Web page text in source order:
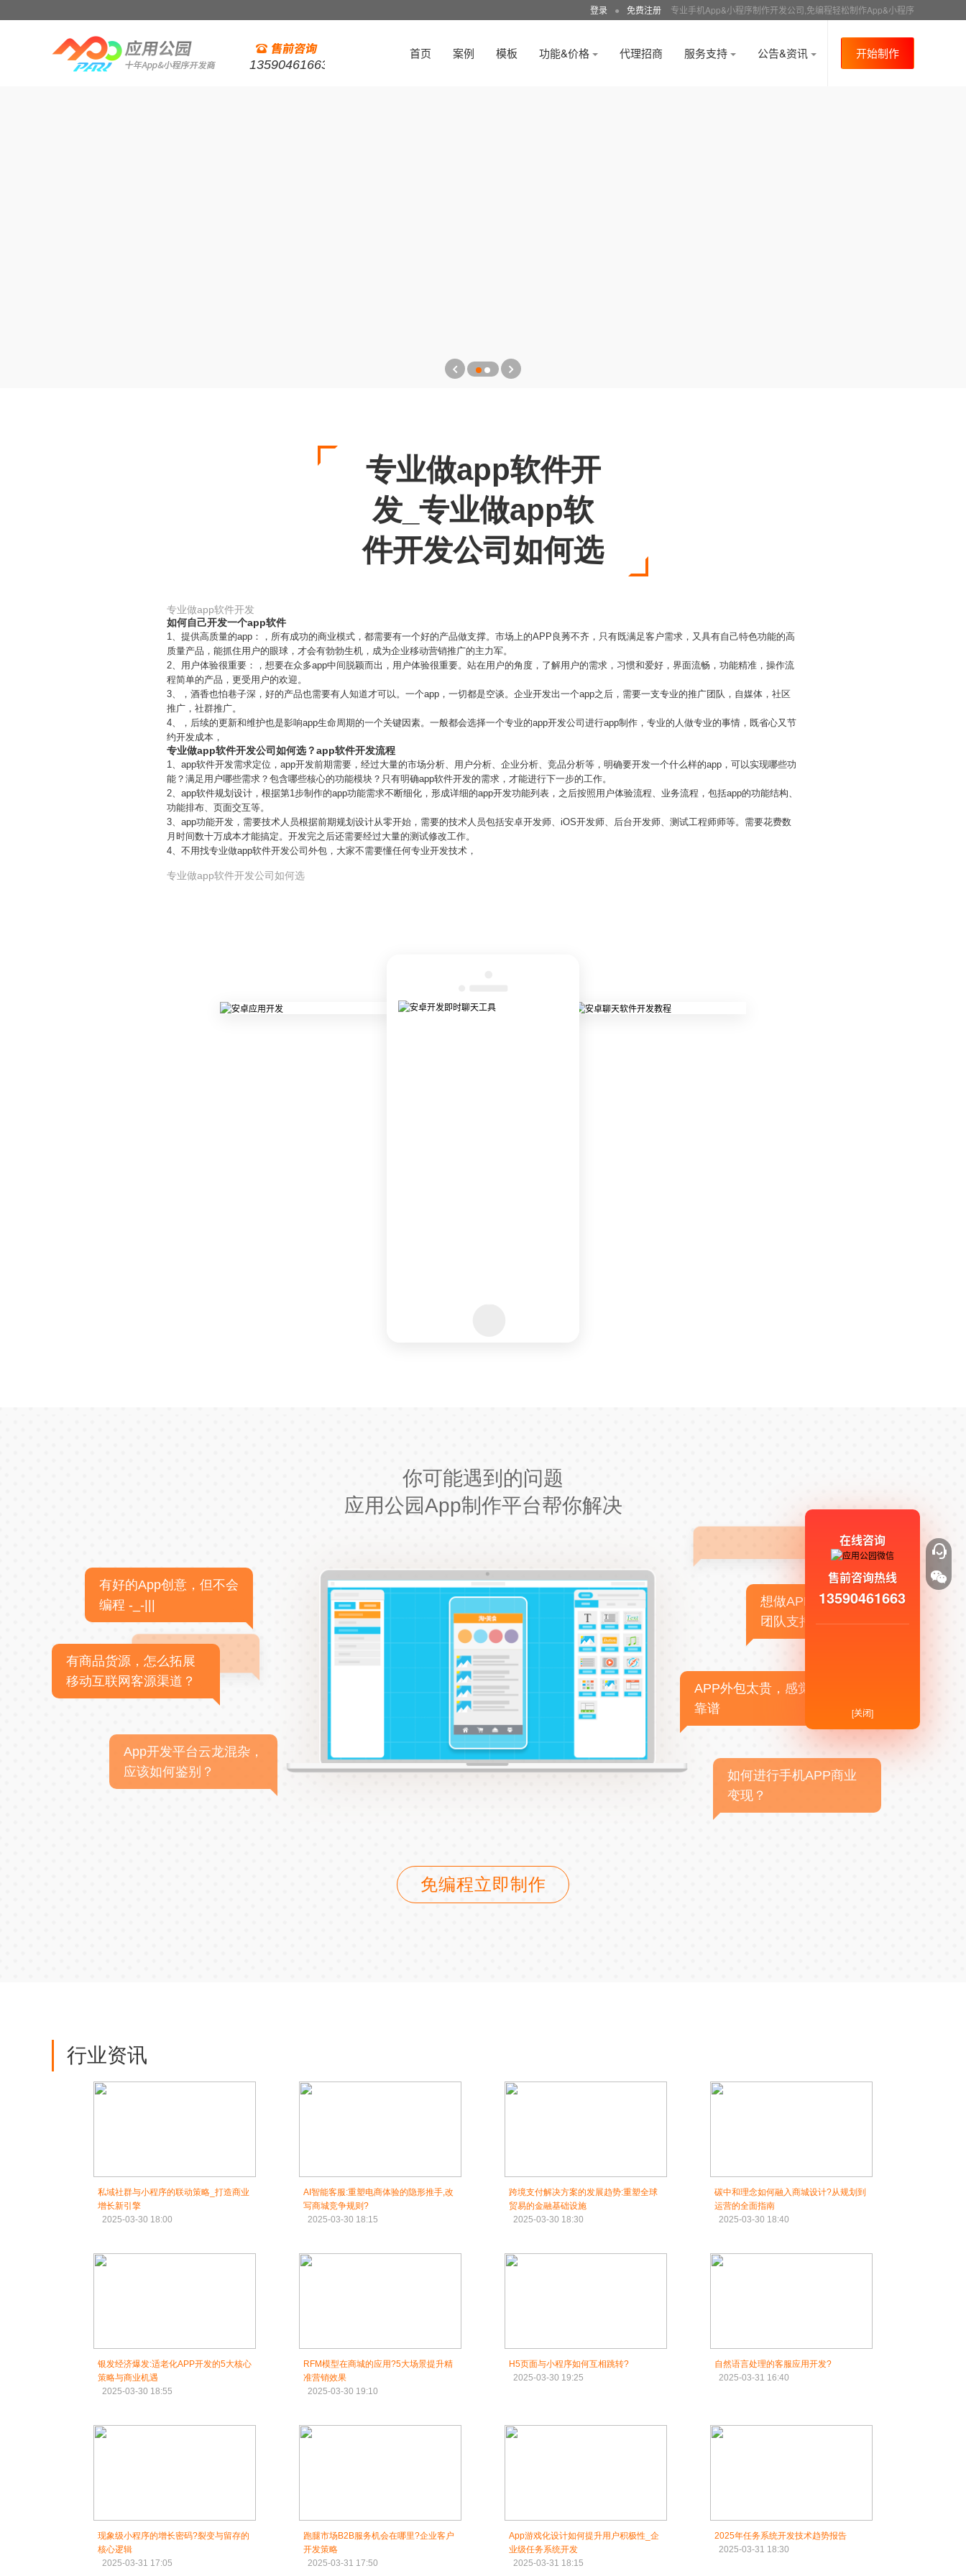
登录 ● 免费注册 专业手机App&小程序制作开发公司,免编程轻松制作App&小程序
13590461663
首页 案例 模板 功能&价格 代理招商 服务支持 公告&资讯 开始制作
专业做app软件开
发_专业做app软
件开发公司如何选
专业做app软件开发
如何自己开发一个app软件
1、提供高质量的app：，所有成功的商业模式，都需要有一个好的产品做支撑。市场上的APP良莠不齐，只有既满足客户需求，又具有自己特色功能的高
质量产品，能抓住用户的眼球，才会有勃勃生机，成为企业移动营销推广的主力军。
2、用户体验很重要：，想要在众多app中间脱颖而出，用户体验很重要。站在用户的角度，了解用户的需求，习惯和爱好，界面流畅，功能精准，操作流
程简单的产品，更受用户的欢迎。
3、，酒香也怕巷子深，好的产品也需要有人知道才可以。一个app，一切都是空谈。企业开发出一个app之后，需要一支专业的推广团队，自媒体，社区
推广，社群推广。
4、，后续的更新和维护也是影响app生命周期的一个关键因素。一般都会选择一个专业的app开发公司进行app制作，专业的人做专业的事情，既省心又节
约开发成本，
专业做app软件开发公司如何选？app软件开发流程
1、app软件开发需求定位，app开发前期需要，经过大量的市场分析、用户分析、企业分析、竞品分析等，明确要开发一个什么样的app，可以实现哪些功
能？满足用户哪些需求？包含哪些核心的功能模块？只有明确app软件开发的需求，才能进行下一步的工作。
2、app软件规划设计，根据第1步制作的app功能需求不断细化，形成详细的app开发功能列表，之后按照用户体验流程、业务流程，包括app的功能结构、
功能排布、页面交互等。
3、app功能开发，需要技术人员根据前期规划设计从零开始，需要的技术人员包括安卓开发师、iOS开发师、后台开发师、测试工程师师等。需要花费数
月时间数十万成本才能搞定。开发完之后还需要经过大量的测试修改工作。
4、不用找专业做app软件开发公司外包，大家不需要懂任何专业开发技术，
专业做app软件开发公司如何选
你可能遇到的问题
应用公园App制作平台帮你解决
有好的App创意，但不会
编程 -_-|||
有商品货源，怎么拓展
移动互联网客源渠道？
App开发平台云龙混杂，
应该如何鉴别？
想做APP，但没有技术
团队支持
APP外包太贵，感觉不
靠谱
如何进行手机APP商业
变现？
免编程立即制作
行业资讯
私域社群与小程序的联动策略_打造商业
增长新引擎
2025-03-30 18:00
AI智能客服:重塑电商体验的隐形推手,改
写商城竞争规则?
2025-03-30 18:15
跨境支付解决方案的发展趋势:重塑全球
贸易的金融基础设施
2025-03-30 18:30
碳中和理念如何融入商城设计?从规划到
运营的全面指南
2025-03-30 18:40
银发经济爆发:适老化APP开发的5大核心
策略与商业机遇
2025-03-30 18:55
RFM模型在商城的应用?5大场景提升精
准营销效果
2025-03-30 19:10
H5页面与小程序如何互相跳转?
2025-03-30 19:25
自然语言处理的客服应用开发?
2025-03-31 16:40
现象级小程序的增长密码?裂变与留存的
核心逻辑
2025-03-31 17:05
跑腿市场B2B服务机会在哪里?企业客户
开发策略
2025-03-31 17:50
App游戏化设计如何提升用户积极性_企
业级任务系统开发
2025-03-31 18:15
2025年任务系统开发技术趋势报告
2025-03-31 18:30
在线咨询
售前咨询热线
13590461663
[关闭]